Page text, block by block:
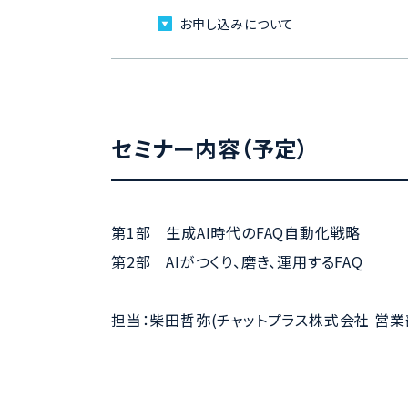
お申し込みについて
セミナー内容（予定）
第1部 生成AI時代のFAQ自動化戦略
第2部 AIがつくり、磨き、運用するFAQ
担当：柴田哲弥(チャットプラス株式会社 営